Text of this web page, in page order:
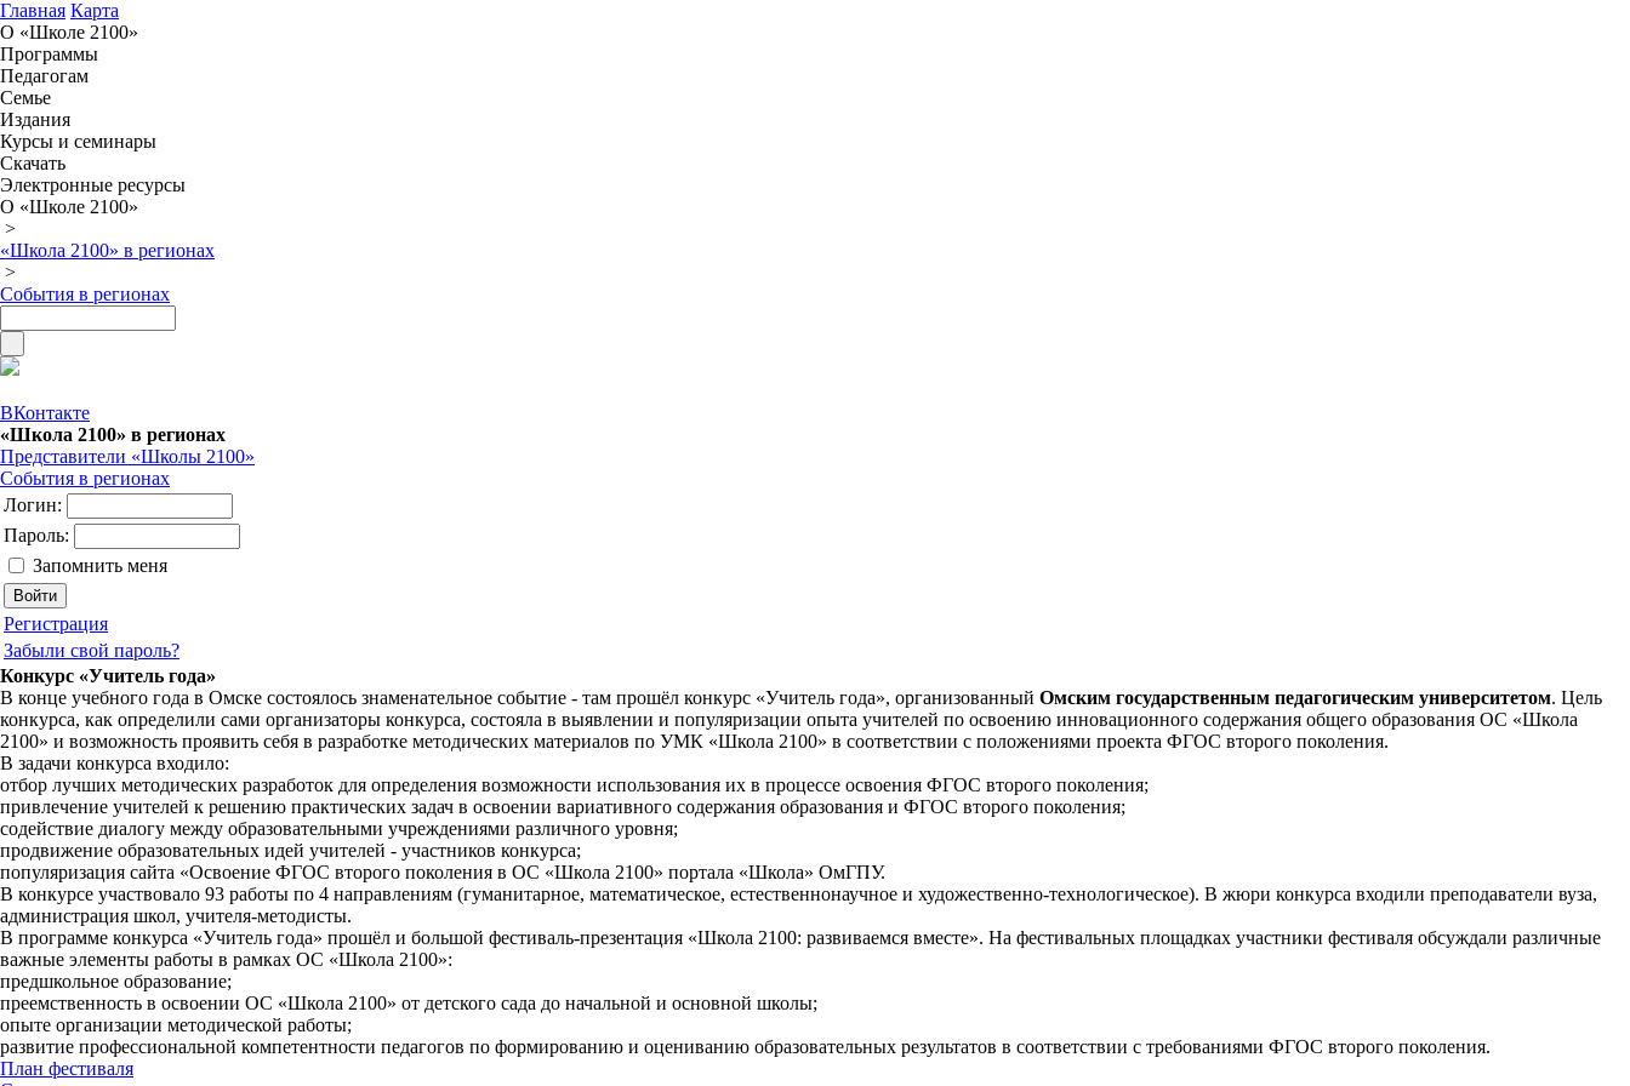
Главная Карта
О «Школе 2100»
Программы
Педагогам
Семье
Издания
Курсы и семинары
Скачать
Электронные ресурсы
О «Школе 2100»
>
«Школа 2100» в регионах
>
События в регионах
ВКонтакте
«Школа 2100» в регионах
Представители «Школы 2100»
События в регионах
Логин:
Пароль:
Запомнить меня
Регистрация
Забыли свой пароль?
Конкурс «Учитель года»
В конце учебного года в Омске состоялось знаменательное событие - там прошёл конкурс «Учитель года», организованный Омским государственным педагогическим университетом. Цель
конкурса, как определили сами организаторы конкурса, состояла в выявлении и популяризации опыта учителей по освоению инновационного содержания общего образования ОС «Школа
2100» и возможность проявить себя в разработке методических материалов по УМК «Школа 2100» в соответствии с положениями проекта ФГОС второго поколения.
В задачи конкурса входило:
отбор лучших методических разработок для определения возможности использования их в процессе освоения ФГОС второго поколения;
привлечение учителей к решению практических задач в освоении вариативного содержания образования и ФГОС второго поколения;
содействие диалогу между образовательными учреждениями различного уровня;
продвижение образовательных идей учителей - участников конкурса;
популяризация сайта «Освоение ФГОС второго поколения в ОС «Школа 2100» портала «Школа» ОмГПУ.
В конкурсе участвовало 93 работы по 4 направлениям (гуманитарное, математическое, естественнонаучное и художественно-технологическое). В жюри конкурса входили преподаватели вуза,
администрация школ, учителя-методисты.
В программе конкурса «Учитель года» прошёл и большой фестиваль-презентация «Школа 2100: развиваемся вместе». На фестивальных площадках участники фестиваля обсуждали различные
важные элементы работы в рамках ОС «Школа 2100»:
предшкольное образование;
преемственность в освоении ОС «Школа 2100» от детского сада до начальной и основной школы;
опыте организации методической работы;
развитие профессиональной компетентности педагогов по формированию и оцениванию образовательных результатов в соответствии с требованиями ФГОС второго поколения.
План фестиваля